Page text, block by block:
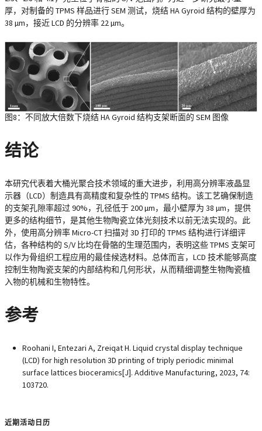
厚，对制备的 TPMS 样品进行 SEM 测试，烧结 HA Gyroid 结构的壁厚为
38 µm，接近 LCD 的分辨率 22 µm。
图8：不同放大倍数下烧结 HA Gyroid 结构支架断面的 SEM 图像
结论
本研究代表着大桶光聚合技术领域的重大进步，利用高分辨率液晶显
示器（LCD）制造具有高精度和复杂性的 TPMS 结构。该工艺确保制造
的支架孔隙率超过 90%，孔径低于 200 µm，最小壁厚为 38 µm，提供
更多的结构细节，是其他生物陶瓷立体光刻技术以前无法实现的。此
外，使用高分辨率 Micro-CT 扫描对 3D 打印的 TPMS 结构进行详细评
估，各种结构的 S/V 比均在骨骼的生理范围内，表明这些 TPMS 支架可
以作为骨组织工程应用的最佳候选材料。总体而言，LCD 技术能够高度
控制生物陶瓷支架的内部结构和几何形状，从而精细调整生物陶瓷植
入物的机械和生物特性。
参考
Roohani I, Entezari A, Zreiqat H. Liquid crystal display technique
(LCD) for high resolution 3D printing of triply periodic minimal
surface lattices bioceramics[J]. Additive Manufacturing, 2023, 74:
103720.
近期活动日历